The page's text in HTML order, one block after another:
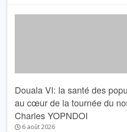
Douala VI: la santé des
au cœur de la tournée du
Charles YOPNDOI
6 août 2026